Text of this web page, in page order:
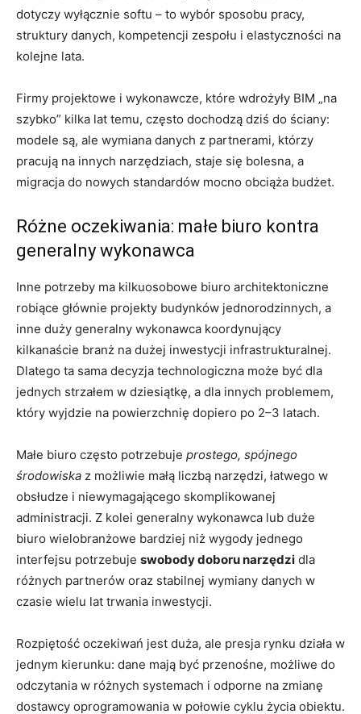
dotyczy wyłącznie softu – to wybór sposobu pracy,
struktury danych, kompetencji zespołu i elastyczności na
kolejne lata.
Firmy projektowe i wykonawcze, które wdrożyły BIM „na
szybko” kilka lat temu, często dochodzą dziś do ściany:
modele są, ale wymiana danych z partnerami, którzy
pracują na innych narzędziach, staje się bolesna, a
migracja do nowych standardów mocno obciąża budżet.
Różne oczekiwania: małe biuro kontra
generalny wykonawca
Inne potrzeby ma kilkuosobowe biuro architektoniczne
robiące głównie projekty budynków jednorodzinnych, a
inne duży generalny wykonawca koordynujący
kilkanaście branż na dużej inwestycji infrastrukturalnej.
Dlatego ta sama decyzja technologiczna może być dla
jednych strzałem w dziesiątkę, a dla innych problemem,
który wyjdzie na powierzchnię dopiero po 2–3 latach.
Małe biuro często potrzebuje prostego, spójnego
środowiska z możliwie małą liczbą narzędzi, łatwego w
obsłudze i niewymagającego skomplikowanej
administracji. Z kolei generalny wykonawca lub duże
biuro wielobranżowe bardziej niż wygody jednego
interfejsu potrzebuje swobody doboru narzędzi dla
różnych partnerów oraz stabilnej wymiany danych w
czasie wielu lat trwania inwestycji.
Rozpiętość oczekiwań jest duża, ale presja rynku działa w
jednym kierunku: dane mają być przenośne, możliwe do
odczytania w różnych systemach i odporne na zmianę
dostawcy oprogramowania w połowie cyklu życia obiektu.